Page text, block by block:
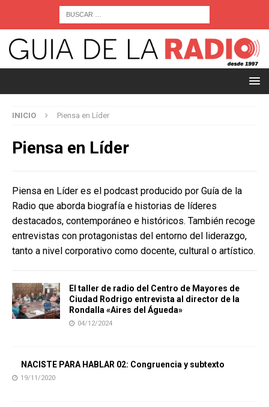
INICIO Piensa en Líder
Piensa en Líder
Piensa en Líder es el podcast producido por Guía de la
Radio que aborda biografía e historias de líderes
destacados, contemporáneo e históricos. También recoge
entrevistas con protagonistas del entorno del liderazgo,
tanto a nivel corporativo como docente, cultural o artístico.
El taller de radio del Centro de Mayores de
Ciudad Rodrigo entrevista al director de la
Rondalla «Aires del Águeda»
04/12/2024
NACISTE PARA HABLAR 02: Congruencia y subtexto
19/11/2020